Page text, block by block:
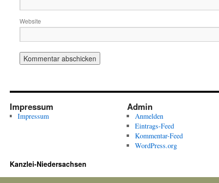
Website
Impressum
Impressum
Admin
Anmelden
Eintrags-Feed
Kommentar-Feed
WordPress.org
Kanzlei-Niedersachsen